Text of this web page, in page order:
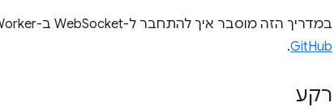
במדריך הזה מוסבר איך להתחבר ל-WebSocket ב-Service Worker של תוסף Chrome.
GitHub
.
רקע